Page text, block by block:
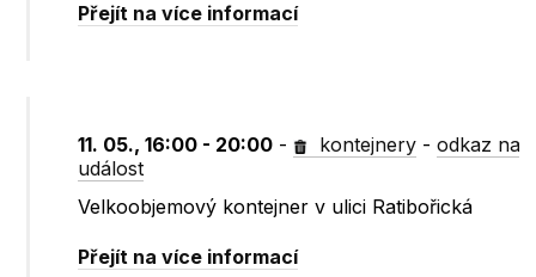
Přejít na více informací
11. 05., 16:00 - 20:00 - kontejnery -odkaz na
událost
Velkoobjemový kontejner v ulici Ratibořická
Přejít na více informací